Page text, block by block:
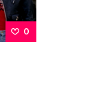
0